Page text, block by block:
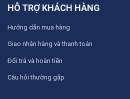
HỖ TRỢ KHÁCH HÀNG
Hướng dẫn mua hàng
Giao nhận hàng và thanh toán
Đổi trả và hoàn tiền
Câu hỏi thường gặp